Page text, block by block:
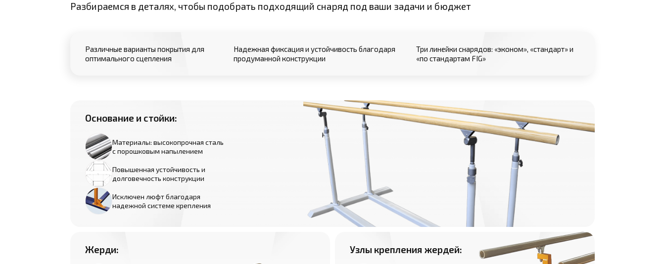
Разбираемся в деталях, чтобы подобрать подходящий снаряд под ваши задачи и бюджет
Различные варианты покрытия для
оптимального сцепления
Надежная фиксация и устойчивость благодаря
продуманной конструкции
Три линейки снарядов: «эконом», «стандарт» и
«по стандартам FIG»
Основание и стойки:
Материалы: высокопрочная сталь
с порошковым напылением
Повышенная устойчивость и
долговечность конструкции
Исключен люфт благодаря
надежной системе крепления
Жерди: Узлы крепления жердей: